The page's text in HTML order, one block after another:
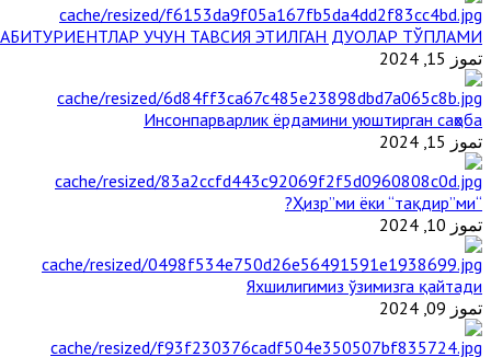
АБИТУРИЕНТЛАР УЧУН ТАВСИЯ ЭТИЛГАН ДУОЛАР ТЎПЛАМИ
تموز 15, 2024
Инсонпарварлик ёрдамини уюштирган саҳоба
تموز 15, 2024
“Ҳизр”ми ёки “тақдир”ми?
تموز 10, 2024
Яхшилигимиз ўзимизга қайтади
تموز 09, 2024